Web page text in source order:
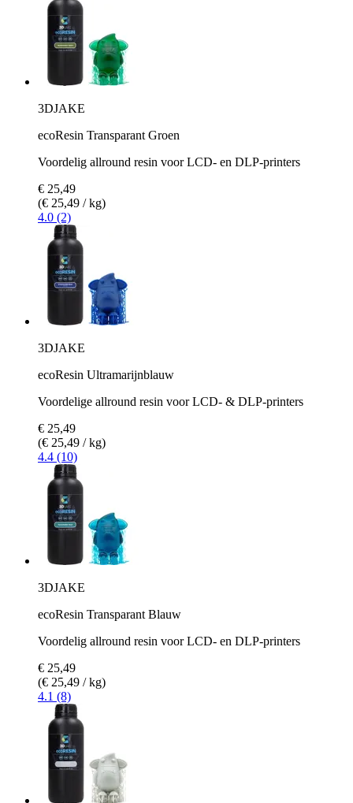
3DJAKE
ecoResin Transparant Groen
Voordelig allround resin voor LCD- en DLP-printers
€ 25,49
(€ 25,49 / kg)
4.0 (2)
3DJAKE
ecoResin Ultramarijnblauw
Voordelige allround resin voor LCD- & DLP-printers
€ 25,49
(€ 25,49 / kg)
4.4 (10)
3DJAKE
ecoResin Transparant Blauw
Voordelig allround resin voor LCD- en DLP-printers
€ 25,49
(€ 25,49 / kg)
4.1 (8)